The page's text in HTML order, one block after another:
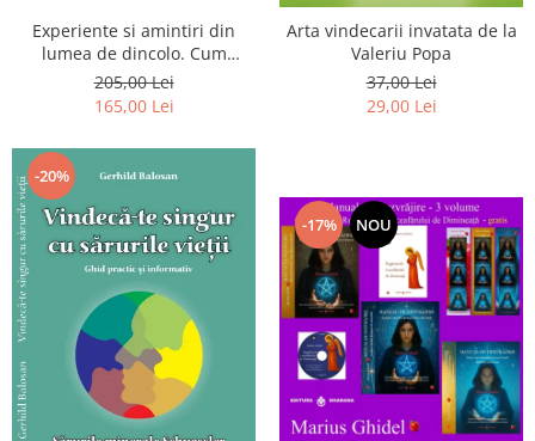
Experiente si amintiri din
lumea de dincolo. Cum
obtinem puteri
extrasenzoriale - cu exercitii
205,00 Lei
165,00 Lei
Arta vindecarii invatata de la
Valeriu Popa
37,00 Lei
29,00 Lei
-20%
-17% NOU